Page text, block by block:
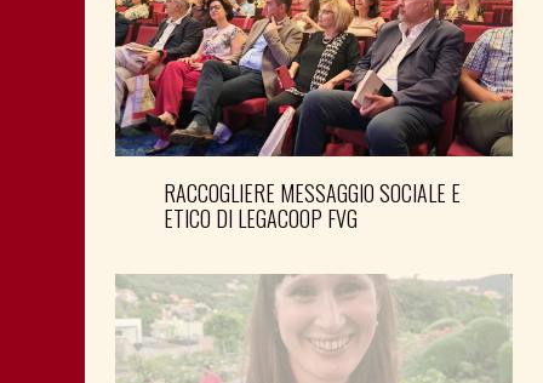
RACCOGLIERE MESSAGGIO SOCIALE E
ETICO DI LEGACOOP FVG